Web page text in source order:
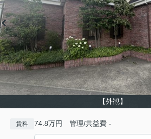
【外観】
賃料 74.8万円 管理/共益費 -